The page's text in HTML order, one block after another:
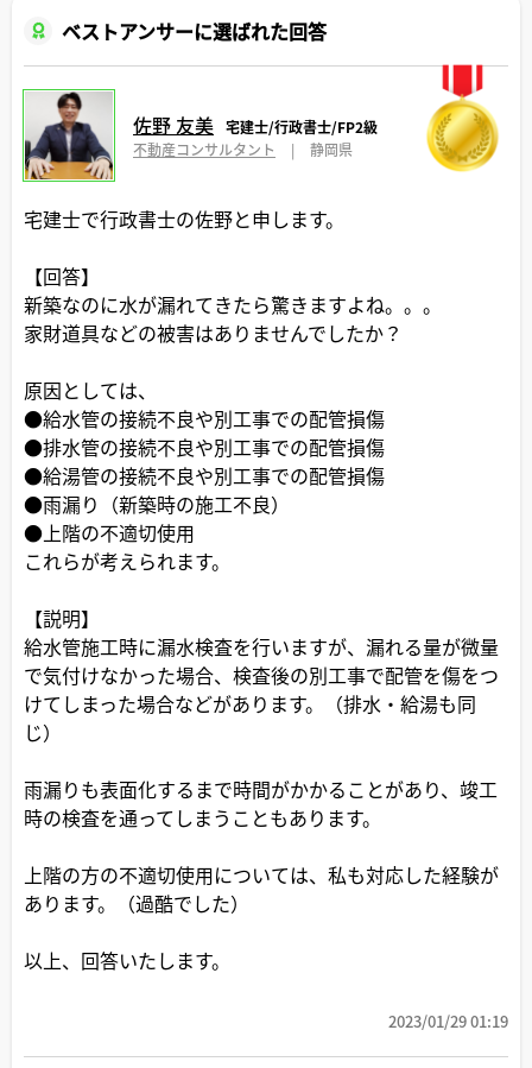
ベストアンサーに選ばれた回答
佐野 友美 宅建士/行政書士/FP2級
不動産コンサルタント
| 静岡県
宅建士で行政書士の佐野と申します。
【回答】
新築なのに水が漏れてきたら驚きますよね。。。
家財道具などの被害はありませんでしたか？
原因としては、
●給水管の接続不良や別工事での配管損傷
●排水管の接続不良や別工事での配管損傷
●給湯管の接続不良や別工事での配管損傷
●雨漏り（新築時の施工不良）
●上階の不適切使用
これらが考えられます。
【説明】
給水管施工時に漏水検査を行いますが、漏れる量が微量
で気付けなかった場合、検査後の別工事で配管を傷をつ
けてしまった場合などがあります。（排水・給湯も同
じ）
雨漏りも表面化するまで時間がかかることがあり、竣工
時の検査を通ってしまうこともあります。
上階の方の不適切使用については、私も対応した経験が
あります。（過酷でした）
以上、回答いたします。
2023/01/29 01:19